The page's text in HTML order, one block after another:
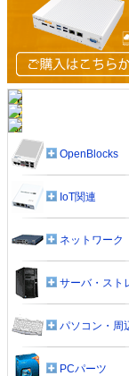
OpenBlocks
IoT関連
ネットワーク
サーバ・スト
パソコン・周
PCパーツ